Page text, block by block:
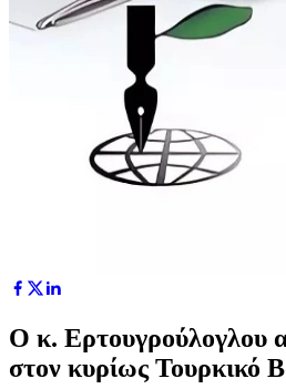
Ο κ. Ερτουγρούλογλου
στον κυρίως Τουρκικό